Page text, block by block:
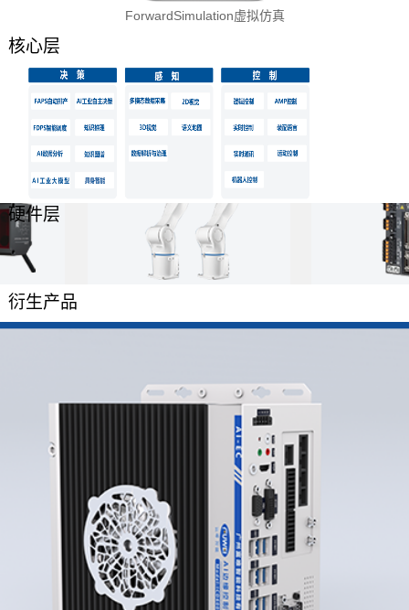
ForwardSimulation虚拟仿真
核心层
硬件层
衍生产品